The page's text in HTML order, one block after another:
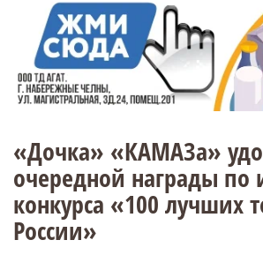
«Дочка» «КАМАЗа»
очередной награды по
конкурса «100 лучших
России»